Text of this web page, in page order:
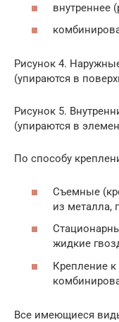
внутреннее
Рисунок 4.
(упираются в
Рисунок 5.
(упираются в
По способу
Съемные
из металла,
жидкие
Крепление к
Все имеющиеся